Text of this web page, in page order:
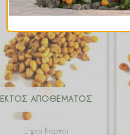
ΕΚΤΌΣ ΑΠΟΘΈΜΑΤΟΣ
Ξηροί Καρποί
Price
range:
through
€ 4.90